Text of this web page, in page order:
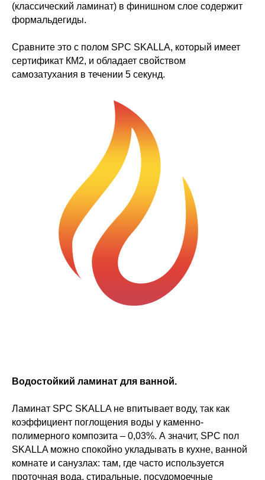
(классический ламинат) в финишном слое содержит
формальдегиды.
Сравните это с полом SPC SKALLA, который имеет
сертификат КМ2, и обладает свойством
самозатухания в течении 5 секунд.
Водостойкий ламинат для ванной.
Ламинат SPC SKALLA не впитывает воду, так как
коэффициент поглощения воды у каменно-
полимерного композита – 0,03%. А значит, SPC пол
SKALLA можно спокойно укладывать в кухне, ванной
комнате и санузлах: там, где часто используется
проточная вода, стиральные, посудомоечные